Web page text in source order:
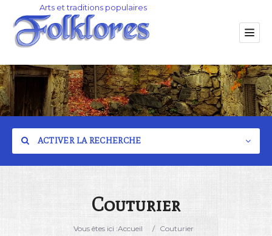
ACTIVER LA RECHERCHE
Catégorie
Couturier
Vous êtes ici :Accueil / Couturier